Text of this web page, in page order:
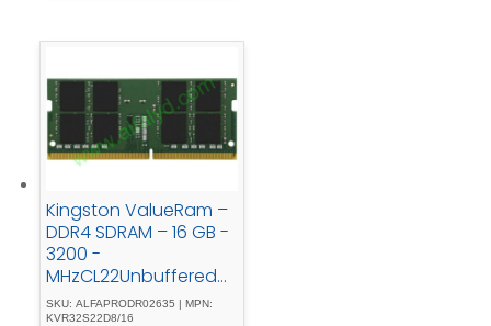
Kingston ValueRam –
DDR4 SDRAM – 16 GB -
3200 -
MHzCL22UnbufferedN
on-ECC
SKU: ALFAPRODR02635 | MPN:
KVR32S22D8/16